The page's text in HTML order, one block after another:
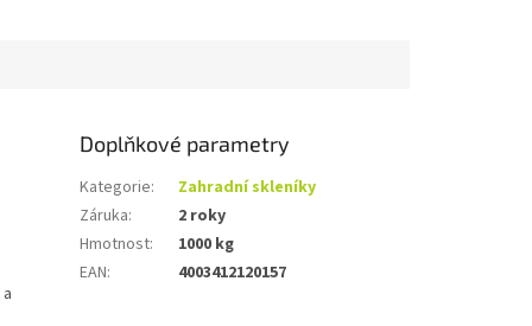
Doplňkové parametry
Kategorie:
Zahradní skleníky
Záruka:
2 roky
Hmotnost:
1000 kg
EAN: 4003412120157